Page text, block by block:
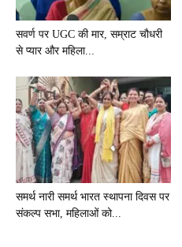
सवर्ण पर UGC की मार, सम्राट चौधरी
से प्यार और महिला...
समर्थ नारी समर्थ भारत स्थापना दिवस पर
संकल्प सभा, महिलाओं को...